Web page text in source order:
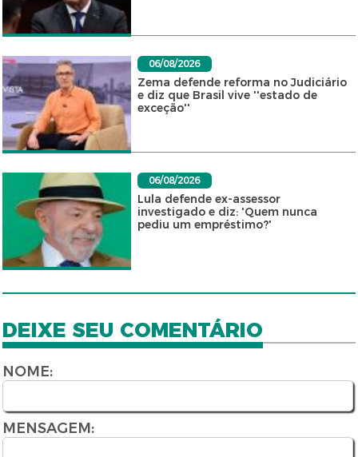
06/08/2026
Zema defende reforma no Judiciário
e diz que Brasil vive ''estado de
exceção''
06/08/2026
Lula defende ex-assessor
investigado e diz: 'Quem nunca
pediu um empréstimo?'
DEIXE SEU COMENTÁRIO
NOME:
MENSAGEM: